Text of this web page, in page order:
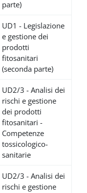
parte)
UD1 - Legislazione
e gestione dei
prodotti
fitosanitari
(seconda parte)
UD2/3 - Analisi dei
rischi e gestione
dei prodotti
fitosanitari -
Competenze
tossicologico-
sanitarie
UD2/3 - Analisi dei
rischi e gestione